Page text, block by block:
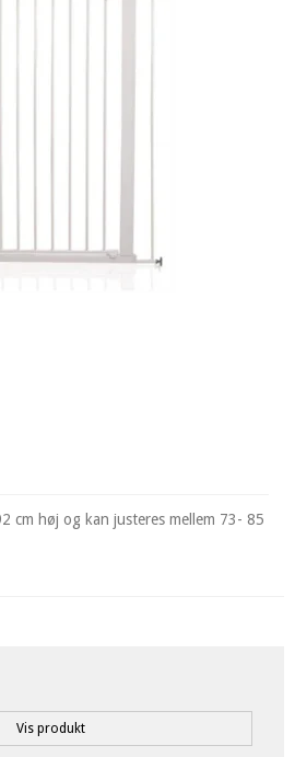
cm høj og kan justeres mellem 73- 85
Vis produkt